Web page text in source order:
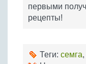
первыми
рецепты!
Теги: семга,